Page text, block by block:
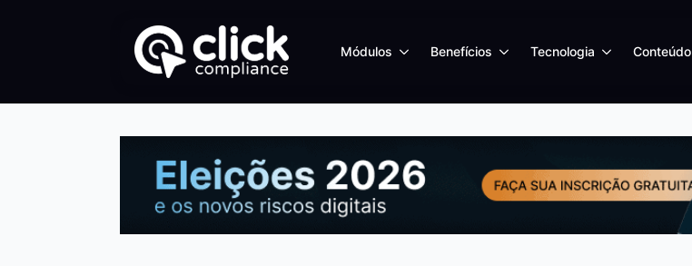
Módulos Benefícios Tecnologia Conteúdo